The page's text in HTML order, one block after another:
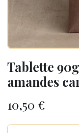
Tablette
amandes
10,50 €